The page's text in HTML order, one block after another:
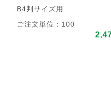
B4判サイズ用
ご注文単位：100